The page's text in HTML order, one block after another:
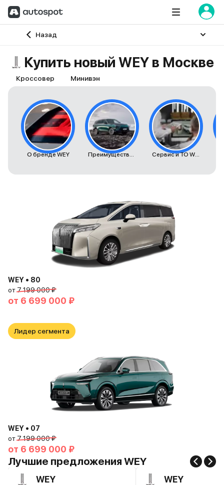
Назад
Главная
Купить новый WEY в Москве
Кроссовер Минивэн
О бренде WEY Преимущества автомобилей WEY Сервис и ТО WEY
WEY • 80
от7 199 000 ₽
от 6 699 000 ₽
Лидер сегмента
WEY • 07
от7 199 000 ₽
от 6 699 000 ₽
Лучшие предложения WEY
WEY WEY